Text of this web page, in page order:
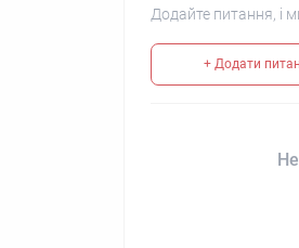
Додайте питання, і
+ Додати